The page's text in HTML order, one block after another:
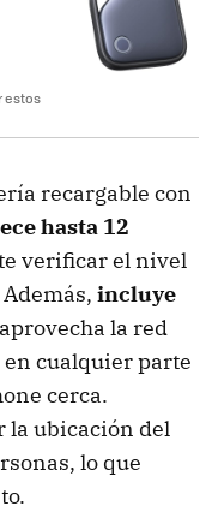
estos
recargable con
hasta 12
verificar el nivel
incluye
la red
cualquier parte
cerca.
la ubicación del
lo que